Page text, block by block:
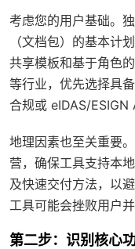
考虑您的用户基础。
（文档包）的基本计
共享模板和基于角色
等行业，优先选择具
合规或 eIDAS/ESIGN
地理因素也至关重要
营，确保工具支持本
及快速交付方法，以
工具可能会挫败用户并
第二步：识别核心